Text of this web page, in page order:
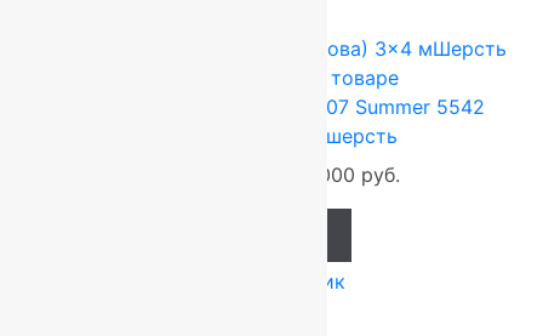
FLOARE-CARPET (Ковры Молдова) 3x4 мШерсть
Подробнее о товаре
Ковер шерстяной Прямой 107 Summer 5542
3,00×4,00 м, 100% шерсть
132 000 руб.
Купить в 1 клик